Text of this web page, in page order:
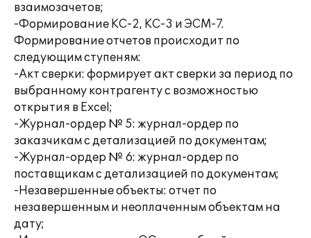
взаимозачетов;
-Формирование КС-2, КС-3 и ЭСМ-7.
Формирование отчетов происходит по
следующим ступеням:
-Акт сверки: формирует акт сверки за период по
выбранному контрагенту с возможностью
открытия в Excel;
-Журнал-ордер № 5: журнал-ордер по
заказчикам с детализацией по документам;
-Журнал-ордер № 6: журнал-ордер по
поставщикам с детализацией по документам;
-Незавершенные объекты: отчет по
незавершенным и неоплаченным объектам на
дату;